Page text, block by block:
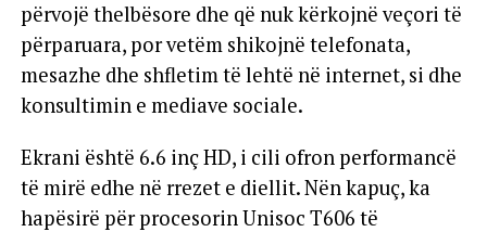
përvojë thelbësore dhe që nuk kërkojnë veçori të
përparuara, por vetëm shikojnë telefonata,
mesazhe dhe shfletim të lehtë në internet, si dhe
konsultimin e mediave sociale.
Ekrani është 6.6 inç HD, i cili ofron performancë
të mirë edhe në rrezet e diellit. Nën kapuç, ka
hapësirë ​​për procesorin Unisoc T606 të